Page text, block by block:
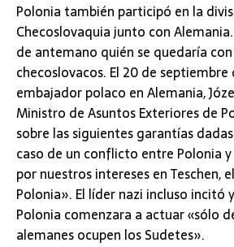
Polonia también participó en la
Checoslovaquia junto con
de antemano quién se quedaría
checoslovacos. El 20 de septiembre
embajador polaco en Alemania,
Ministro de Asuntos Exteriores de
sobre las siguientes garantías
caso de un conflicto entre Polonia
por nuestros intereses en Teschen,
Polonia». El líder nazi incluso incitó
Polonia comenzara a actuar «sólo
alemanes ocupen los Sudetes».